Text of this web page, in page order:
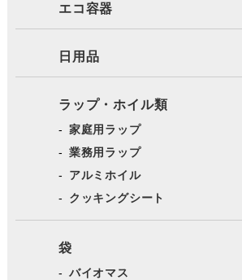
エコ容器
日用品
ラップ・ホイル類
家庭用ラップ
業務用ラップ
アルミホイル
クッキングシート
袋
バイオマス